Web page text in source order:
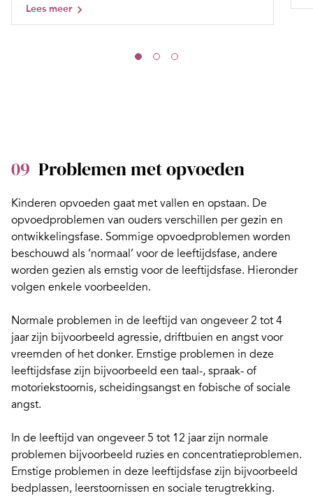
Lees meer
09 Problemen met opvoeden
Kinderen opvoeden gaat met vallen en opstaan. De
opvoedproblemen van ouders verschillen per gezin en
ontwikkelingsfase. Sommige opvoedproblemen worden
beschouwd als ‘normaal’ voor de leeftijdsfase, andere
worden gezien als ernstig voor de leeftijdsfase. Hieronder
volgen enkele voorbeelden.
Normale problemen in de leeftijd van ongeveer 2 tot 4
jaar zijn bijvoorbeeld agressie, driftbuien en angst voor
vreemden of het donker. Ernstige problemen in deze
leeftijdsfase zijn bijvoorbeeld een taal-, spraak- of
motoriekstoornis, scheidingsangst en fobische of sociale
angst.
In de leeftijd van ongeveer 5 tot 12 jaar zijn normale
problemen bijvoorbeeld ruzies en concentratieproblemen.
Ernstige problemen in deze leeftijdsfase zijn bijvoorbeeld
bedplassen, leerstoornissen en sociale terugtrekking.